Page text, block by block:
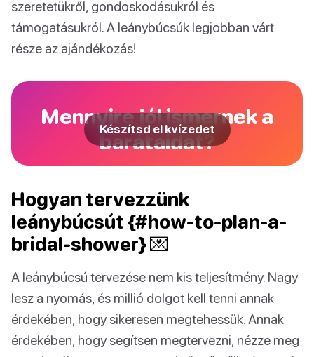
szeretetükről, gondoskodásukról és
támogatásukról. A leánybúcsúk legjobban várt
része az ajándékozás!
Mennyire jól ismernek a
barátaidat?
Készítsd el kvízedet
Hogyan tervezzünk
leánybúcsút {#how-to-plan-a-
bridal-shower} 💌
A leánybúcsú tervezése nem kis teljesítmény. Nagy
lesz a nyomás, és millió dolgot kell tenni annak
érdekében, hogy sikeresen megtehessük. Annak
érdekében, hogy segítsen megtervezni, nézze meg